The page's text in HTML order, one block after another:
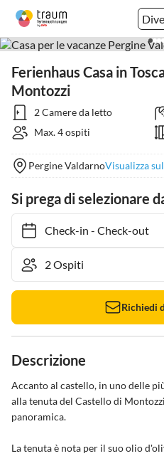
Ferienhaus Casa in
Montozzi
2 Camere da letto
Max. 4 ospiti
Pergine ValdarnoVisualizza
Si prega di selezionare
Check-in- Check-out
Richiedi
Descrizione
Accanto al castello, in uno delle
alla tenuta del Castello di
panoramica.
La tenuta è nota per il suo olio